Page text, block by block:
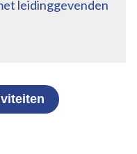
leidinggevenden